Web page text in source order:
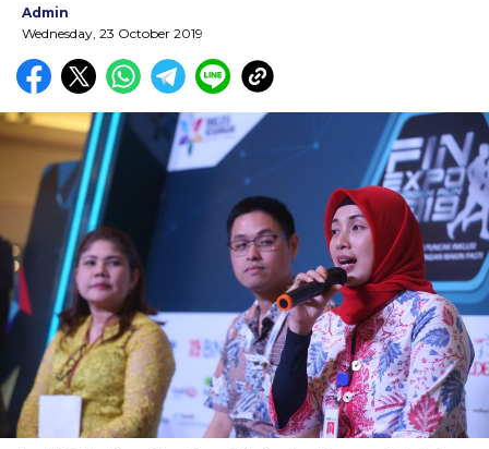
Admin
Wednesday, 23 October 2019